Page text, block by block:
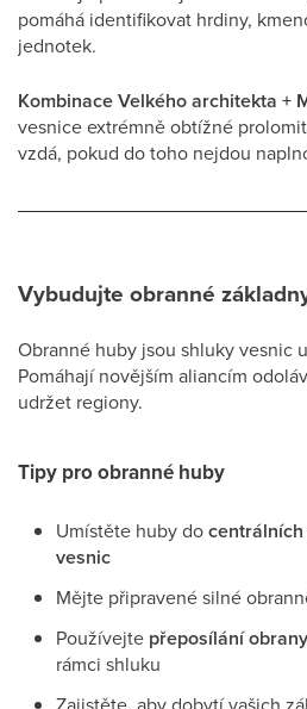
pomáhá identifikovat hrdiny,
jednotek.
Kombinace Velkého architekta +
vesnice extrémně obtížné
vzdá, pokud do toho nejdou
Vybudujte obranné
Obranné huby jsou shluky vesnic
Pomáhají novějším aliancím
udržet regiony.
Tipy pro obranné huby
Umístěte huby do
vesnic
Mějte připravené silné
Používejte přeposílání obrany
rámci shluku